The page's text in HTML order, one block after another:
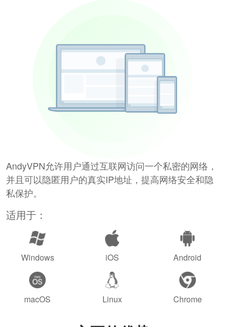
AndyVPN允许用户通过互联网访问一个私密的网络，
并且可以隐匿用户的真实IP地址，提高网络安全和隐
私保护。
适用于：
Windows iOS Android
macOS Linux Chrome